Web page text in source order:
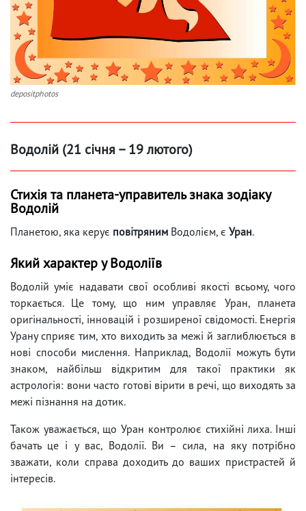
depositphotos
Водолій (21 січня – 19 лютого)
Стихія та планета-управитель знака зодіаку
Водолій
Планетою, яка керує повітряним Водолієм, є Уран.
Який характер у Водоліїв
Водолій уміє надавати свої особливі якості всьому, чого
торкається. Це тому, що ним управляє Уран, планета
оригінальності, інновацій і розширеної свідомості. Енергія
Урану сприяє тим, хто виходить за межі й заглиблюється в
нові способи мислення. Наприклад, Водолії можуть бути
знаком, найбільш відкритим для такої практики як
астрологія: вони часто готові вірити в речі, що виходять за
межі пізнання на дотик.
Також уважається, що Уран контролює стихійні лиха. Інші
бачать це і у вас, Водолії. Ви – сила, на яку потрібно
зважати, коли справа доходить до ваших пристрастей й
інтересів.